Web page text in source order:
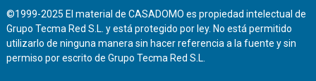
©1999-2025 El material de CASADOMO es propiedad intelectual de
Grupo Tecma Red S.L. y está protegido por ley. No está permitido
utilizarlo de ninguna manera sin hacer referencia a la fuente y sin
permiso por escrito de Grupo Tecma Red S.L.